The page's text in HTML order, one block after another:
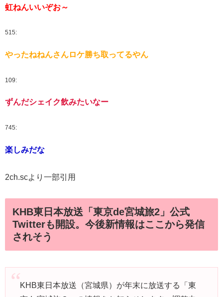
虹ねんいいぞお～
515:
やったねねんさんロケ勝ち取ってるやん
109:
ずんだシェイク飲みたいなー
745:
楽しみだな
2ch.scより一部引用
KHB東日本放送「東京de宮城旅2」公式
Twitterも開設。今後新情報はここから発信
されそう
KHB東日本放送（宮城県）が年末に放送する「東